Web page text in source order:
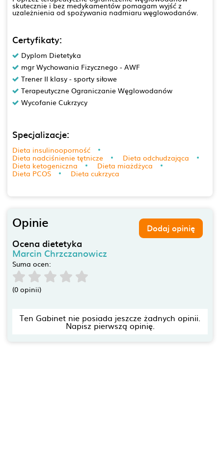
skutecznie i bez medykamentów pomagam wyjść z
uzależnienia od spożywania nadmiaru węglowodanów.
Certyfikaty:
Dyplom Dietetyka
mgr Wychowania Fizycznego - AWF
Trener II klasy - sporty siłowe
Terapeutyczne Ograniczanie Węglowodanów
Wycofanie Cukrzycy
Specjalizacje:
Dieta insulinooporność
Dieta nadciśnienie tętnicze
Dieta odchudzająca
Dieta ketogeniczna
Dieta miażdżyca
Dieta PCOS
Dieta cukrzyca
Opinie Dodaj opinię
Ocena dietetyka
Marcin Chrzczanowicz
Suma ocen:
(0 opinii)
Ten Gabinet nie posiada jeszcze żadnych opinii.
Napisz pierwszą opinię.